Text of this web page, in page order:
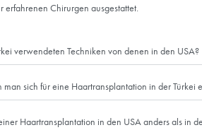
Preisen suchen.
ein anderes Land besuchen möchten,
Option für Patienten, die nicht
wir unsere Patienten, die aus den
erwarten Sie im Esteworld